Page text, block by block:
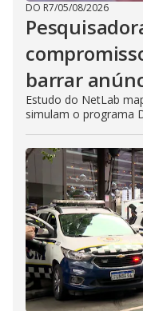
DO R7/05/08/2026
barrar
Estudo do NetLab
simulam o programa